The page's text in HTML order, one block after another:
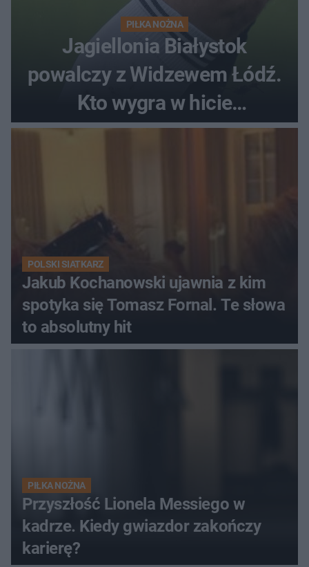
PIŁKA NOŻNA
Jagiellonia Białystok
powalczy z Widzewem Łódź.
Kto wygra w hicie
Ekstraklasy?
POLSKI SIATKARZ
Jakub Kochanowski ujawnia z kim
spotyka się Tomasz Fornal. Te słowa
to absolutny hit
PIŁKA NOŻNA
Przyszłość Lionela Messiego w
kadrze. Kiedy gwiazdor zakończy
karierę?